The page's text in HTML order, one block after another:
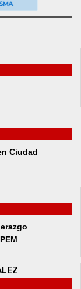
Ciudad